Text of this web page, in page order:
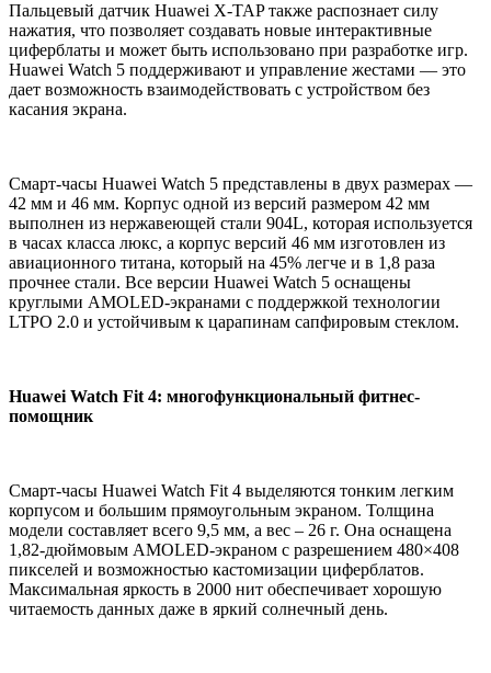
Пальцевый датчик Huawei X-TAP также распознает силу
нажатия, что позволяет создавать новые интерактивные
циферблаты и может быть использовано при разработке игр.
Huawei Watch 5 поддерживают и управление жестами — это
дает возможность взаимодействовать с устройством без
касания экрана.
Смарт-часы Huawei Watch 5 представлены в двух размерах —
42 мм и 46 мм. Корпус одной из версий размером 42 мм
выполнен из нержавеющей стали 904L, которая используется
в часах класса люкс, а корпус версий 46 мм изготовлен из
авиационного титана, который на 45% легче и в 1,8 раза
прочнее стали. Все версии Huawei Watch 5 оснащены
круглыми AMOLED-экранами с поддержкой технологии
LTPO 2.0 и устойчивым к царапинам сапфировым стеклом.
Huawei Watch Fit 4: многофункциональный фитнес-
помощник
Смарт-часы Huawei Watch Fit 4 выделяются тонким легким
корпусом и большим прямоугольным экраном. Толщина
модели составляет всего 9,5 мм, а вес – 26 г. Она оснащена
1,82-дюймовым AMOLED-экраном с разрешением 480×408
пикселей и возможностью кастомизации циферблатов.
Максимальная яркость в 2000 нит обеспечивает хорошую
читаемость данных даже в яркий солнечный день.